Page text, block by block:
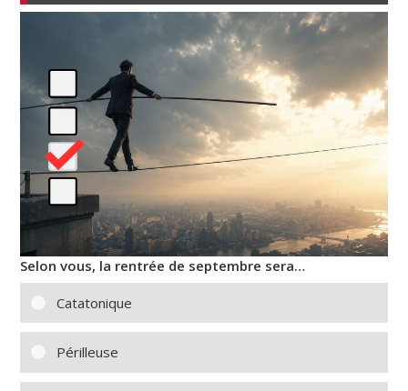
Selon vous, la rentrée de septembre sera…
Catatonique
Périlleuse